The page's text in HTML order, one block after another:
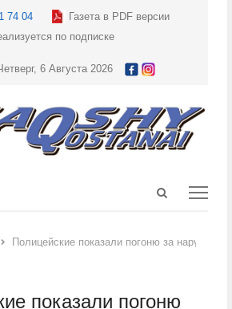
74 04
Газета в PDF версии
по подписке
6 Августа 2026
Open
Полицейские показали погоню за
показали погоню